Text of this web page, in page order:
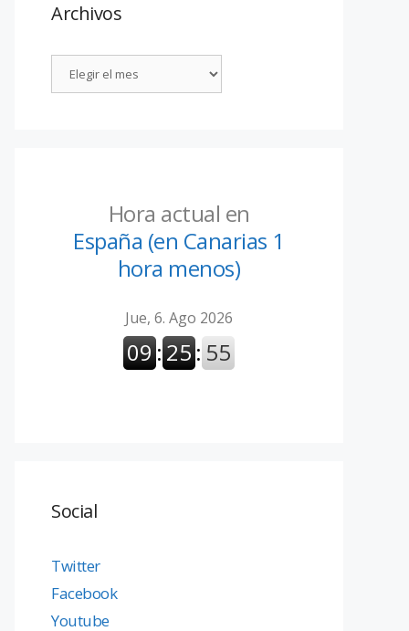
Archivos
Hora actual en
España (en Canarias 1
hora menos)
Social
Twitter
Facebook
Youtube